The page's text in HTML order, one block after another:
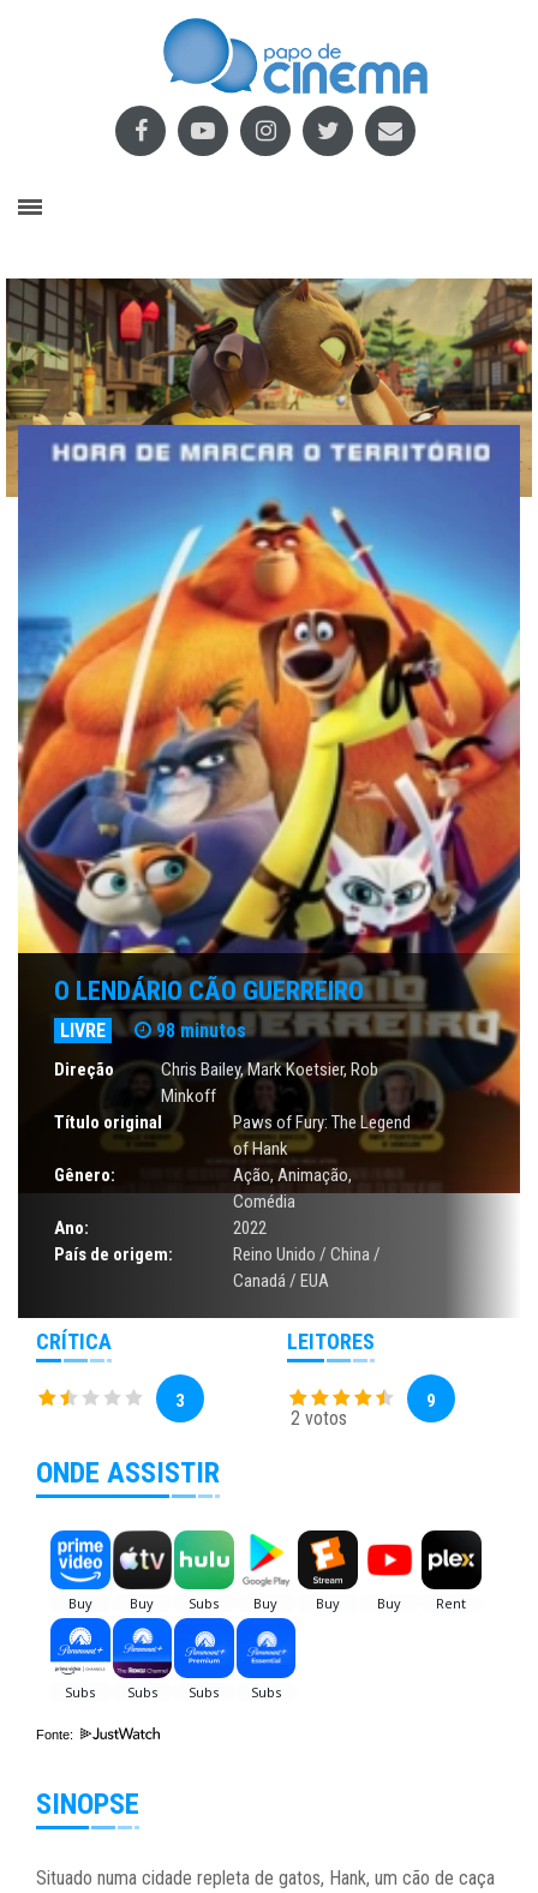
O LENDÁRIO CÃO GUERREIRO
LIVRE 98 minutos
Direção
Chris Bailey, Mark Koetsier, Rob
Minkoff
Título original
Paws of Fury: The Legend
of Hank
Gênero:
Ação, Animação,
Comédia
Ano:
2022
País de origem:
Reino Unido / China /
Canadá / EUA
CRÍTICA
3
LEITORES
2 votos
9
ONDE ASSISTIR
Fonte:
SINOPSE
Situado numa cidade repleta de gatos, Hank, um cão de caça